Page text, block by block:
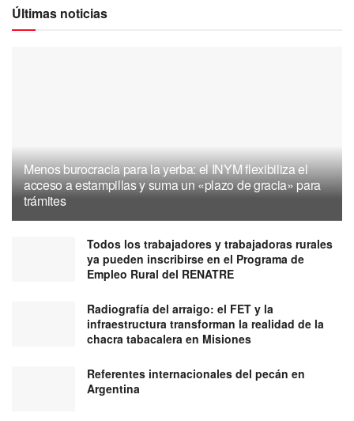
Últimas noticias
Menos burocracia para la yerba: el INYM flexibiliza el
acceso a estampillas y suma un «plazo de gracia» para
trámites
Todos los trabajadores y trabajadoras rurales
ya pueden inscribirse en el Programa de
Empleo Rural del RENATRE
Radiografía del arraigo: el FET y la
infraestructura transforman la realidad de la
chacra tabacalera en Misiones
Referentes internacionales del pecán en
Argentina